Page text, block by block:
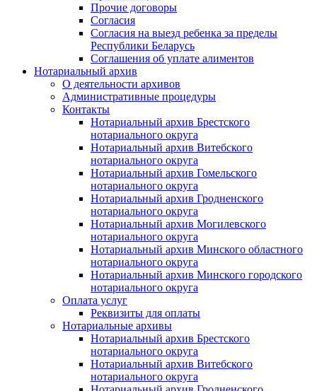
Прочие договоры
Согласия
Согласия на выезд ребенка за пределы
Республики Беларусь
Соглашения об уплате алиментов
Нотариальный архив
О деятельности архивов
Административные процедуры
Контакты
Нотариальный архив Брестского
нотариального округа
Нотариальный архив Витебского
нотариального округа
Нотариальный архив Гомельского
нотариального округа
Нотариальный архив Гродненского
нотариального округа
Нотариальный архив Могилевского
нотариального округа
Нотариальный архив Минского областного
нотариального округа
Нотариальный архив Минского городского
нотариального округа
Оплата услуг
Реквизиты для оплаты
Нотариальные архивы
Нотариальный архив Брестского
нотариального округа
Нотариальный архив Витебского
нотариального округа